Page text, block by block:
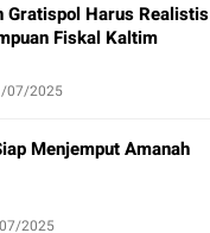
Gratispol Harus Realistis
Fiskal Kaltim
07/2025
Menjemput Amanah
2025